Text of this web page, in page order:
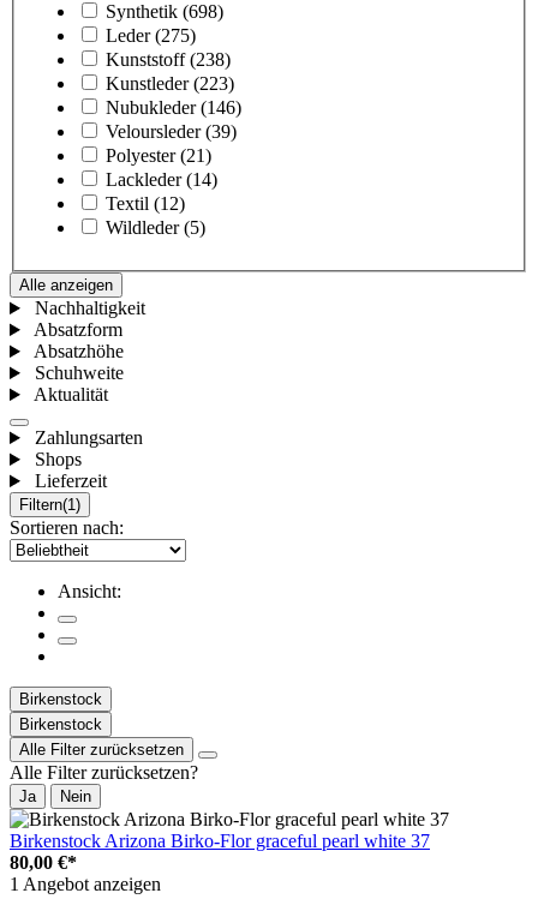
Synthetik (698)
Leder (275)
Kunststoff (238)
Kunstleder (223)
Nubukleder (146)
Veloursleder (39)
Polyester (21)
Lackleder (14)
Textil (12)
Wildleder (5)
Alle anzeigen
Nachhaltigkeit
Absatzform
Absatzhöhe
Schuhweite
Aktualität
Zahlungsarten
Shops
Lieferzeit
Filtern(1)
Sortieren nach:
Ansicht:
Birkenstock
Birkenstock
Alle Filter zurücksetzen
Alle Filter zurücksetzen?
Ja Nein
Birkenstock Arizona Birko-Flor graceful pearl white 37
80,00 €*
1 Angebot anzeigen